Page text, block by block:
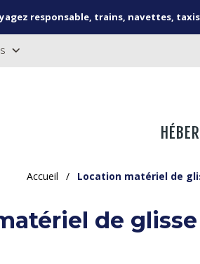
responsable, trains, navettes,
Accueil / Location matériel de
de